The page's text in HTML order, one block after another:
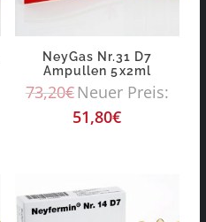
NeyGas Nr.31 D7
Ampullen 5x2ml
73,20€Neuer Preis:
51,80€